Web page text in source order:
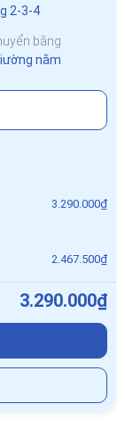
2-3-4
bằng
nằm
3.290.000₫
2.467.500₫
3.290.000₫